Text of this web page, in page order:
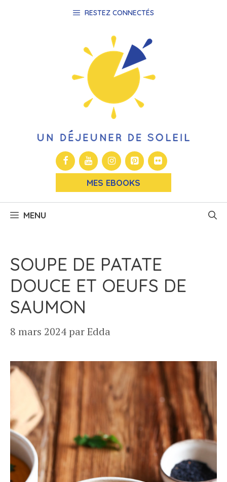
RESTEZ CONNECTÉS
MES EBOOKS
MENU
SOUPE DE PATATE
DOUCE ET OEUFS DE
SAUMON
8 mars 2024 parEdda